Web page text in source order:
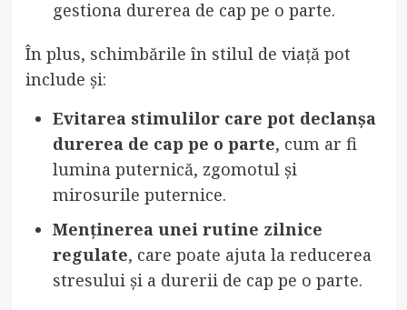
gestiona durerea de cap pe o parte.
În plus, schimbările în stilul de viață pot
include și:
Evitarea stimulilor care pot declanșa
durerea de cap pe o parte, cum ar fi
lumina puternică, zgomotul și
mirosurile puternice.
Menținerea unei rutine zilnice
regulate, care poate ajuta la reducerea
stresului și a durerii de cap pe o parte.